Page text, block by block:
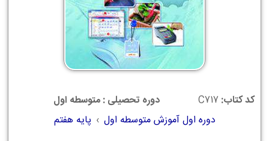
کد کتاب: C717
دوره تحصیلی : متوسطه اول
دوره اول آموزش متوسطه اول › پایه هفتم